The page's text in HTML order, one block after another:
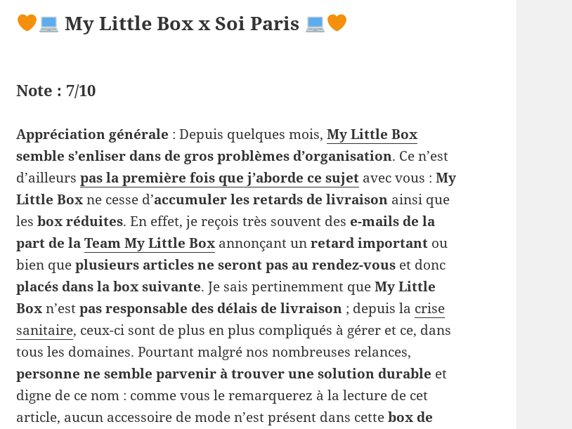
My Little Box x Soi Paris
Note : 7/10
Appréciation générale : Depuis quelques mois,My Little Box
semble s’enliser dans de gros problèmes d’organisation. Ce n’est
d’ailleurspas la première fois que j’aborde ce sujet avec vous :My
Little Boxne cesse d’accumuler les retards de livraison ainsi que
lesbox réduites. En effet, je reçois très souvent des e-mails de la
part de laTeam My Little Boxannonçant unretard important ou
bien queplusieurs articles ne seront pas au rendez-vous et donc
placés dans la box suivante. Je sais pertinemment queMy Little
Boxn’estpas responsable des délais de livraison ; depuis la crise
sanitaire, ceux-ci sont de plus en plus compliqués à gérer et ce, dans
tous les domaines. Pourtant malgré nos nombreuses relances,
personne ne semble parvenir à trouver une solution durable et
digne de ce nom : comme vous le remarquerez à la lecture de cet
article, aucun accessoire de mode n’est présent dans cettebox de